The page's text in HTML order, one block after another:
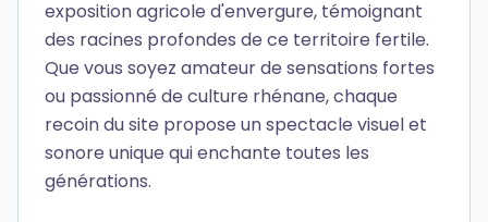
exposition agricole d'envergure, témoignant
des racines profondes de ce territoire fertile.
Que vous soyez amateur de sensations fortes
ou passionné de culture rhénane, chaque
recoin du site propose un spectacle visuel et
sonore unique qui enchante toutes les
générations.